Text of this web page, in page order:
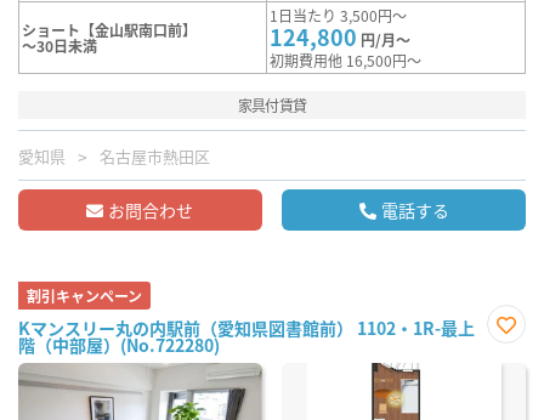
ショート【金山駅南口前】
～30日未満
1日当たり 3,500円～
124,800 円/月～
初期費用他 16,500円～
家具付賃貸
愛知県 名古屋市熱田区
お問合わせ 電話する
割引キャンペーン
Kマンスリー丸の内駅前（愛知県図書館前） 1102・1R-最上
階（中部屋）(No.722280)
に入